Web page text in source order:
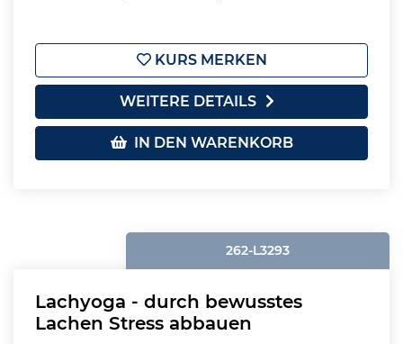
KURS MERKEN
WEITERE DETAILS
IN DEN WARENKORB
262-L3293
Lachyoga - durch bewusstes
Lachen Stress abbauen